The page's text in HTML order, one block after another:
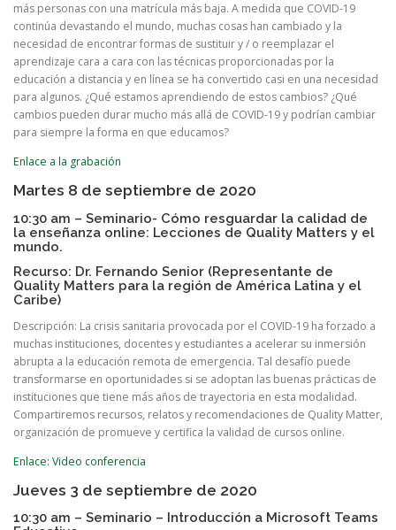
más personas con una matrícula más baja. A medida que COVID-19
continúa devastando el mundo, muchas cosas han cambiado y la
necesidad de encontrar formas de sustituir y / o reemplazar el
aprendizaje cara a cara con las técnicas proporcionadas por la
educación a distancia y en línea se ha convertido casi en una necesidad
para algunos. ¿Qué estamos aprendiendo de estos cambios? ¿Qué
cambios pueden durar mucho más allá de COVID-19 y podrían cambiar
para siempre la forma en que educamos?
Enlace a la grabación
Martes 8 de septiembre de 2020
10:30 am – Seminario- Cómo resguardar la calidad de
la enseñanza online: Lecciones de Quality Matters y el
mundo.
Recurso: Dr. Fernando Senior (Representante de
Quality Matters para la región de América Latina y el
Caribe)
Descripción: La crisis sanitaria provocada por el COVID-19 ha forzado a
muchas instituciones, docentes y estudiantes a acelerar su inmersión
abrupta a la educación remota de emergencia. Tal desafío puede
transformarse en oportunidades si se adoptan las buenas prácticas de
instituciones que tiene más años de trayectoria en esta modalidad.
Compartiremos recursos, relatos y recomendaciones de Quality Matter,
organización de promueve y certifica la validad de cursos online.
Enlace: Video conferencia
Jueves 3 de septiembre de 2020
10:30 am – Seminario – Introducción a Microsoft Teams